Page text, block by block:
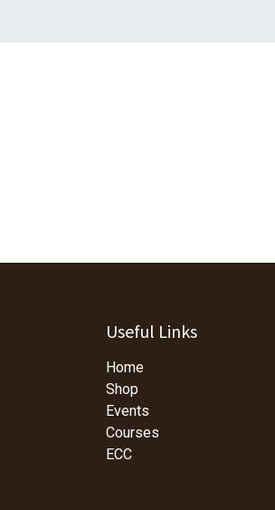
Useful Links
Home
Shop
Events
Courses
ECC